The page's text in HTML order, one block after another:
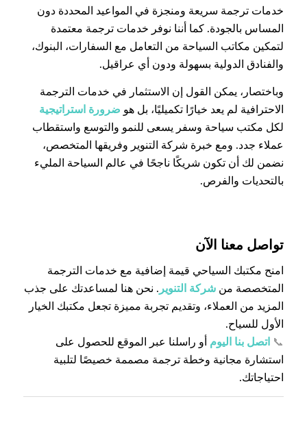
خدمات ترجمة سريعة ومنجزة في المواعيد المحددة دون
المساس بالجودة. كما أننا نوفر خدمات ترجمة معتمدة
لتمكين مكاتب السياحة من التعامل مع السفارات، البنوك،
والفنادق الدولية بسهولة ودون أي عراقيل.
وباختصار، يمكن القول إن الاستثمار في خدمات الترجمة
الاحترافية لم يعد خيارًا تكميليًا، بل هو ضرورة استراتيجية
لكل مكتب سياحة وسفر يسعى للنمو والتوسع واستقطاب
عملاء جدد. ومع خبرة شركة التنوير وفريقها المتخصص،
نضمن لك أن تكون شريكًا ناجحًا في عالم السياحة المليء
بالتحديات والفرص.
تواصل معنا الآن
امنح مكتبك السياحي قيمة إضافية مع خدمات الترجمة
المتخصصة من شركة التنوير . نحن هنا لمساعدتك على جذب
المزيد من العملاء، وتقديم تجربة مميزة تجعل مكتبك الخيار
الأول للسياح.
📞 اتصل بنا اليوم أو راسلنا عبر الموقع للحصول على
استشارة مجانية وخطة ترجمة مصممة خصيصًا لتلبية
احتياجاتك.